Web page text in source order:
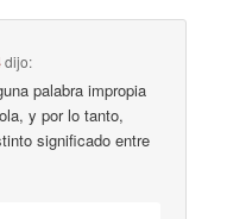
dijo:
palabra impropia
y por lo tanto,
significado entre